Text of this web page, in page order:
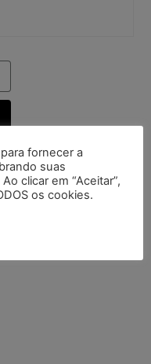
fornecer a
suas
clicar em “Aceitar”,
os cookies.